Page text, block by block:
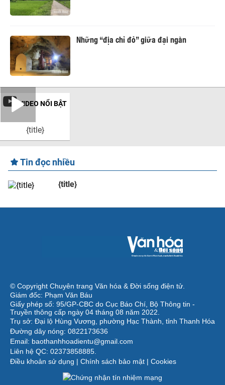
Những “địa chỉ đỏ” giữa đại ngàn
VIDEO NỔI BẬT
{title}
Tin đọc nhiều
{title}
© Copyright Chuyên trang Văn hóa & Đời sống điện tử.
Giám đốc: Phạm Văn Báu
Giấy phép số: 95/GP-CBC do Cục Báo Chí, Bộ Thông tin -
Truyền thông cấp ngày 04 tháng 08 năm 2022.
Trụ sở: Đại lộ Hùng Vương, phường Hạc Thành, tỉnh Thanh Hóa
Đường dây nóng: 0822173636
Email: baothanhhoadientu@gmail.com
Liên hệ QC: 02373858885.
Điều khoản sử dụng | Chính sách bảo mật | Cookies